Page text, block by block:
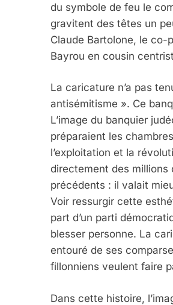
du symbole de feu le
gravitent des têtes un
Claude Bartolone, le co-
Bayrou en cousin
La caricature n’a pas
antisémitisme ». Ce
L’image du banquier
préparaient les
l’exploitation et la
directement des millions
précédents : il valait
Voir ressurgir cette
part d’un parti
blesser personne. La
entouré de ses
fillonniens veulent faire
Dans cette histoire,